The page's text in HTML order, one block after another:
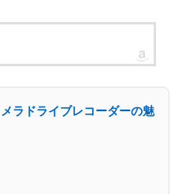
ラドライブレコーダーの魅